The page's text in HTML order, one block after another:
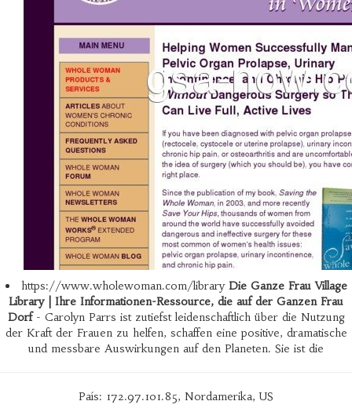
https://www.wholewoman.com/library Die Ganze Frau Village
Library | Ihre Informationen-Ressource, die auf der Ganzen Frau
Dorf- Carolyn Parrs ist zutiefst leidenschaftlich über die Nutzung
der Kraft der Frauen zu helfen, schaffen eine positive, dramatische
und messbare Auswirkungen auf den Planeten. Sie ist die
País: 172.97.101.85, Nordamerika, US